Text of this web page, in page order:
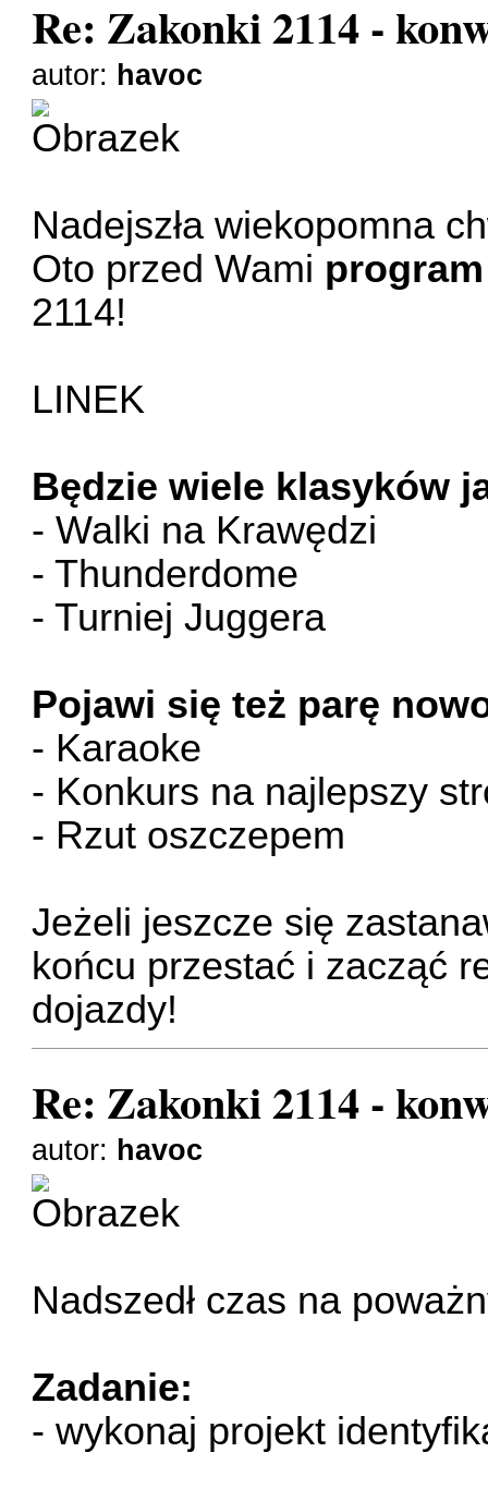
Re: Zakonki 2114 -
autor: havoc
Nadejszła wiekopomna
Oto przed Wami
2114!
LINEK
Będzie wiele klasyków
- Walki na Krawędzi
- Thunderdome
- Turniej Juggera
Pojawi się też parę
- Karaoke
- Konkurs na najlepszy
- Rzut oszczepem
Jeżeli jeszcze się
końcu przestać i zacząć
dojazdy!
Re: Zakonki 2114 -
autor: havoc
Nadszedł czas na
Zadanie:
- wykonaj projekt